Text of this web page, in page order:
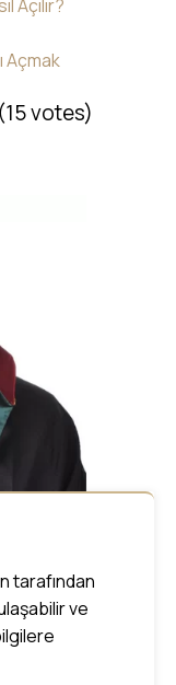
Açılır?
Açmak
votes)
tarafından
ve